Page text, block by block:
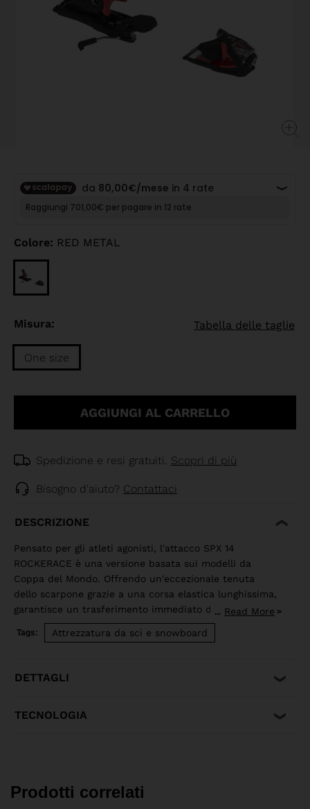
Colore: RED METAL
Misura: Tabella delle taglie
One size
Taglia
AGGIUNGI AL CARRELLO
Spedizione e resi gratuiti. Scopri di più
Bisogno d'aiuto? Contattaci
DESCRIZIONE
Pensato per gli atleti agonisti, l'attacco SPX 14
ROCKERACE è una versione basata sui modelli da
Coppa del Mondo. Offrendo un'eccezionale tenuta
dello scarpone grazie a una corsa elastica lunghissima,
garantisce un trasferimento immediato dell'energia, un
migliore assorbimento degli urti e la massima riduzione
degli sganci accidentali. La lunghezza ridotta della
GripWalk® ISO 23223 A.
... Read More
Tags: Attrezzatura da sci e snowboard
DETTAGLI
TECNOLOGIA
Prodotti correlati